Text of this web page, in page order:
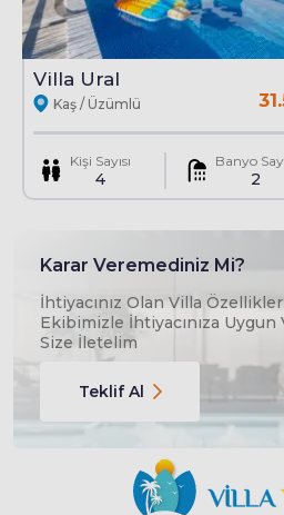
Havuz : Korunaklı Özel
En 3.5 Mt 9.5
Villa Ural
Kaş / Üzümlü
Kişi Sayısı
4
Banyo
2
Karar Veremediniz Mi?
İhtiyacınız Olan Villa
Ekibimizle İhtiyacınıza
Size İletelim
Teklif Al